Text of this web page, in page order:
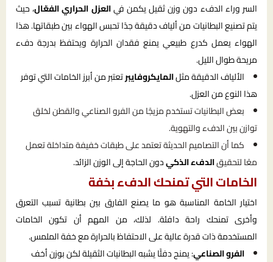
السر وراء الدفء دون وزن ثقيل يكمن فيالعزل الحراري الفعّال، حيث
يتم تصنيع البطانيات من ألياف دقيقة جدًا تحبس الهواء بين طبقاتها. هذا
الهواء يعمل كدرع طبيعي يمنع فقدان الحرارة ويحتفظ بدرجة دفء
مريحة طوال الليل.
الألياف الدقيقة مثلالمايكروفايبرتعتبر من أبرز الخامات التي توفر
هذا النوع من العزل.
بعض البطانيات تستخدم مزيجًا من الفرو الصناعي والقطن لخلق
توازن بين الدفء والتهوية.
كما أن التصاميم الحديثة تعتمد على طبقات خفيفة متداخلة تعمل
معًا لتحقيقالدفء الذكيدون الحاجة إلى الوزن الزائد.
الخامات التي تمنحك الدفء بخفة
اختيار الخامة المناسبة هو ما يصنع الفارق بين بطانية تسبب التعرق
وأخرى تمنحك راحة دافئة. لذلك، من المهم أن تكون الخامات
المستخدمة ذات قدرة عالية على الاحتفاظ بالحرارة مع خفة الملمس.
الفرو الصناعي: يمنح دفئًا يشبه البطانيات الثقيلة لكن بوزن أخف